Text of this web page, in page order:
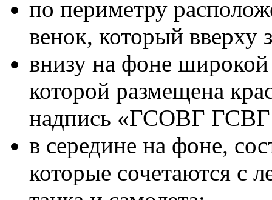
по периметру
венок, который вверху
внизу на фоне широкой
которой размещена
надпись «ГСОВГ
в середине на фоне,
которые сочетаются с